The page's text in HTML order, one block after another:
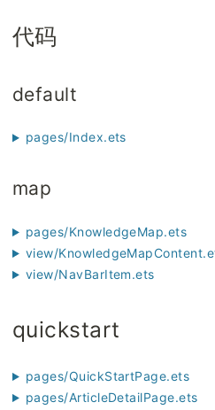
代码
default
pages/Index.ets
map
pages/KnowledgeMap.ets
view/
view/NavBarItem.ets
quickstart
pages/QuickStartPage.ets
pages/ArticleDetailPage.ets